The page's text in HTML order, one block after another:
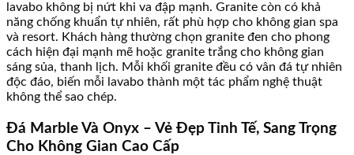
lavabo không bị nứt khi va đập mạnh. Granite còn có khả
năng chống khuẩn tự nhiên, rất phù hợp cho không gian spa
và resort. Khách hàng thường chọn granite đen cho phong
cách hiện đại mạnh mẽ hoặc granite trắng cho không gian
sáng sủa, thanh lịch. Mỗi khối granite đều có vân đá tự nhiên
độc đáo, biến mỗi lavabo thành một tác phẩm nghệ thuật
không thể sao chép.
Đá Marble Và Onyx – Vẻ Đẹp Tinh Tế, Sang Trọng
Cho Không Gian Cao Cấp